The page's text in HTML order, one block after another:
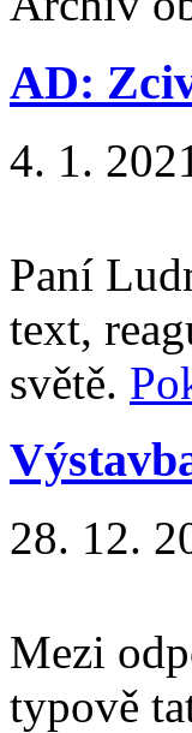
AD:
4. 1. 2021
Paní
text,
světě.
28. 12.
Mezi
typově